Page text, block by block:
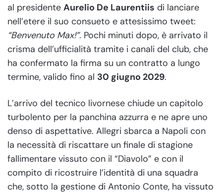
al presidente Aurelio De Laurentiis di lanciare
nell’etere il suo consueto e attesissimo tweet:
“Benvenuto Max!”. Pochi minuti dopo, è arrivato il
crisma dell’ufficialità tramite i canali del club, che
ha confermato la firma su un contratto a lungo
termine, valido fino al 30 giugno 2029.
L’arrivo del tecnico livornese chiude un capitolo
turbolento per la panchina azzurra e ne apre uno
denso di aspettative. Allegri sbarca a Napoli con
la necessità di riscattare un finale di stagione
fallimentare vissuto con il “Diavolo” e con il
compito di ricostruire l’identità di una squadra
che, sotto la gestione di Antonio Conte, ha vissuto